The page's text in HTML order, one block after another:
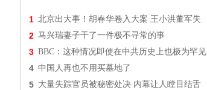
1 北京出大事！胡春华卷入大案 王小洪董军失
2 马兴瑞妻子干了一件极不寻常的事
3 BBC：这种情况即使在中共历史上也极为罕见
4 中国人再也不用买墓地了
5 大量失踪官员被秘密处决 内幕让人瞠目结舌